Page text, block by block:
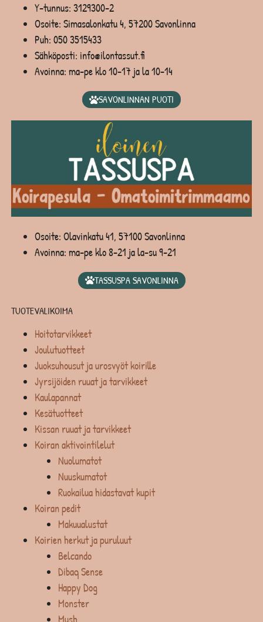
Y-tunnus: 3129300-2
Osoite: Simasalonkatu 4, 57200 Savonlinna
Puh: 050 3515433
Sähköposti: info@ilontassut.fi
Avoinna: ma-pe klo 10-17 ja la 10-14
SAVONLINNAN PUOTI
Osoite: Olavinkatu 41, 57100 Savonlinna
Avoinna: ma-pe klo 8-21 ja la-su 9-21
TASSUSPA SAVONLINNA
TUOTEVALIKOIMA
Hoitotarvikkeet
Joulutuotteet
Juoksuhousut ja urosvyöt koirille
Jyrsijöiden ruuat ja tarvikkeet
Kaulapannat
Kesätuotteet
Kissan ruuat ja tarvikkeet
Koiran aktivointilelut
Nuolumatot
Nuuskumatot
Ruokailua hidastavat kupit
Koiran pedit
Makuualustat
Koirien herkut ja puruluut
Belcando
Dibaq Sense
Happy Dog
Monster